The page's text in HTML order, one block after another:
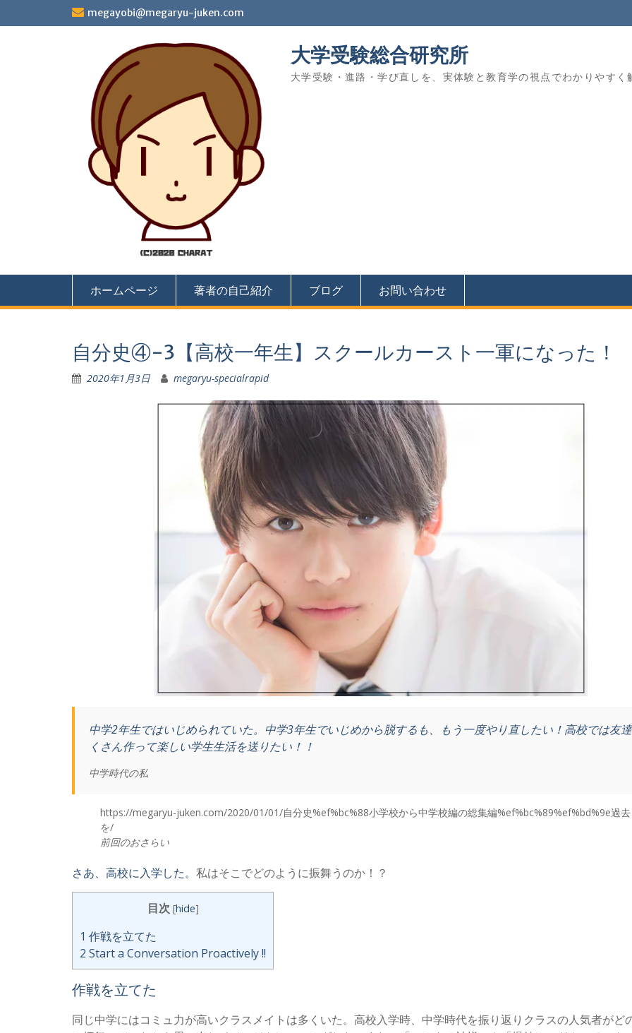
megayobi@megaryu-juken.com
大学受験総合研究所
大学受験・進路・学び直しを、実体験と教育学の視点でわかりやすく
ホームページ 著者の自己紹介 ブログ お問い合わせ
自分史④-3【高校一年生】スクールカースト一軍になった！
2020年1月3日 megaryu-specialrapid
中学2年生ではいじめられていた。中学3年生でいじめから脱するも、もう一度やり直したい！高校では友
くさん作って楽しい学生生活を送りたい！！
中学時代の私
https://megaryu-juken.com/2020/01/01/自分史%ef%bc%88小学校から中学校編の総集編%ef%bc%89%ef%bd%9e過去
を/
前回のおさらい
さあ、高校に入学した。 私はそこでどのように振舞うのか！？
目次 [hide]
1 作戦を立てた
2 Start a Conversation Proactively !!
作戦を立てた
同じ中学にはコミュ力が高いクラスメイトは多くいた。高校入学時、中学時代を振り返りクラスの人気者がど